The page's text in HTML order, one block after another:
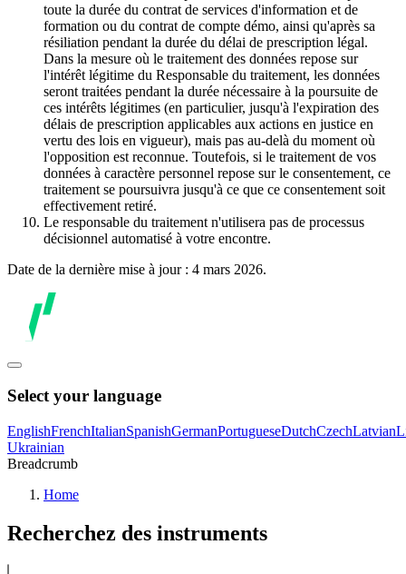
toute la durée du contrat de services d'information et de
formation ou du contrat de compte démo, ainsi qu'après sa
résiliation pendant la durée du délai de prescription légal.
Dans la mesure où le traitement des données repose sur
l'intérêt légitime du Responsable du traitement, les données
seront traitées pendant la durée nécessaire à la poursuite de
ces intérêts légitimes (en particulier, jusqu'à l'expiration des
délais de prescription applicables aux actions en justice en
vertu des lois en vigueur), mais pas au-delà du moment où
l'opposition est reconnue. Toutefois, si le traitement de vos
données à caractère personnel repose sur le consentement, ce
traitement se poursuivra jusqu'à ce que ce consentement soit
effectivement retiré.
Le responsable du traitement n'utilisera pas de processus
décisionnel automatisé à votre encontre.
Date de la dernière mise à jour : 4 mars 2026.
Select your language
EnglishFrenchItalianSpanishGermanPortugueseDutchCzechLatvian
Ukrainian
Breadcrumb
Home
Recherchez des instruments